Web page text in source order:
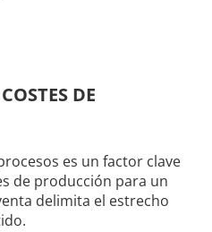
DE
es un factor clave
de producción para un
delimita el estrecho